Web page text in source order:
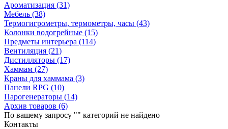
Ароматизация (31)
Мебель (38)
Термогигрометры, термометры, часы (43)
Колонки водогрейные (15)
Предметы интерьера (114)
Вентиляция (21)
Дистилляторы (17)
Хаммам (27)
Краны для хаммама (3)
Панели RPG (10)
Парогенераторы (14)
Архив товаров (6)
По вашему запросу "" категорий не найдено
Контакты